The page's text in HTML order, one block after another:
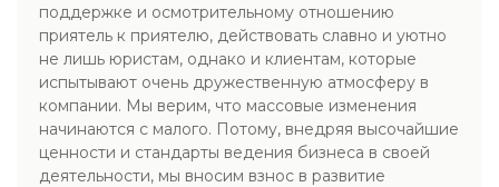
поддержке и осмотрительному отношению
приятель к приятелю, действовать славно и уютно
не лишь юристам, однако и клиентам, которые
испытывают очень дружественную атмосферу в
компании. Мы верим, что массовые изменения
начинаются с малого. Потому, внедряя высочайшие
ценности и стандарты ведения бизнеса в своей
деятельности, мы вносим взнос в развитие